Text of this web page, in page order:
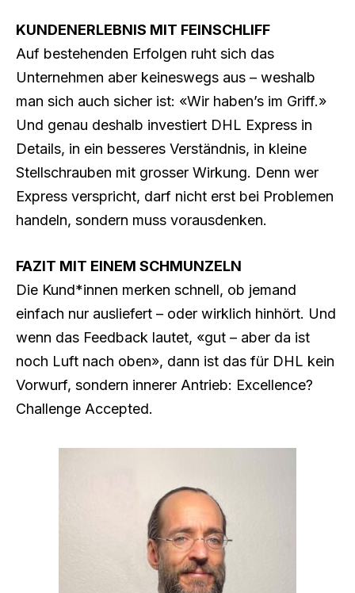
KUNDENERLEBNIS MIT FEINSCHLIFF
Auf bestehenden Erfolgen ruht sich das
Unternehmen aber keineswegs aus – weshalb
man sich auch sicher ist: «Wir haben’s im Griff.»
Und genau deshalb investiert DHL Express in
Details, in ein besseres Verständnis, in kleine
Stellschrauben mit grosser Wirkung. Denn wer
Express verspricht, darf nicht erst bei Problemen
handeln, sondern muss vorausdenken.
FAZIT MIT EINEM SCHMUNZELN
Die Kund*innen merken schnell, ob jemand
einfach nur ausliefert – oder wirklich hinhört. Und
wenn das Feedback lautet, «gut – aber da ist
noch Luft nach oben», dann ist das für DHL kein
Vorwurf, sondern innerer Antrieb: Excellence?
Challenge Accepted.